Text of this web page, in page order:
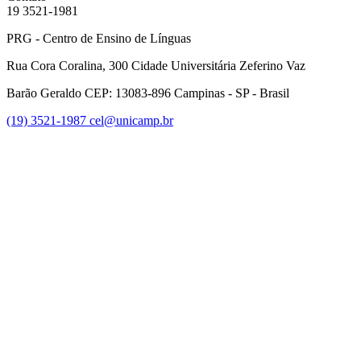
19 3521-1981
PRG - Centro de Ensino de Línguas
Rua Cora Coralina, 300 Cidade Universitária Zeferino Vaz
Barão Geraldo CEP: 13083-896 Campinas - SP - Brasil
(19) 3521-1987 cel@unicamp.br